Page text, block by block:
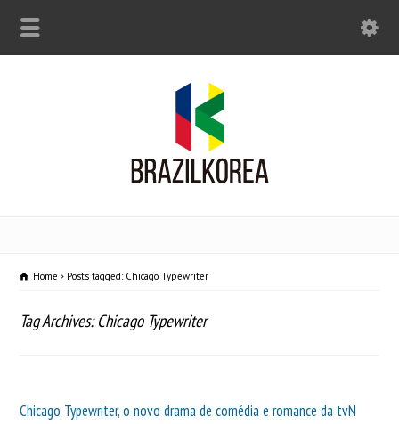
Home Posts tagged: Chicago Typewriter
Tag Archives: Chicago Typewriter
Chicago Typewriter, o novo drama de comédia e romance da tvN